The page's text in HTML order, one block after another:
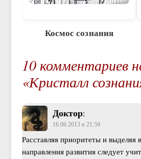
Космос сознания
10 комментариев
«Кристалл
Доктор:
16.06.2013 в 21:59
Расставляя приоритеты и выделяя
направления развития следует